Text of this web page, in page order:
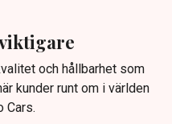
och hållbarhet som
kunder runt om i världen
Cars.